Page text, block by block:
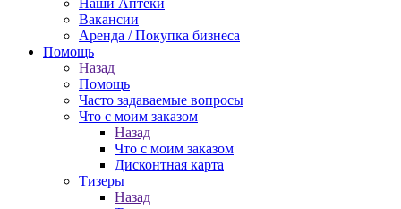
Наши Аптеки
Вакансии
Аренда / Покупка бизнеса
Помощь
Назад
Помощь
Часто задаваемые вопросы
Что с моим заказом
Назад
Что с моим заказом
Дисконтная карта
Тизеры
Назад